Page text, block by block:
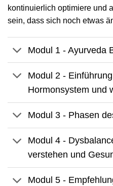
kontinuierlich optimiere und
sein, dass sich noch etwas
Modul 1 - Ayurveda
Modul 2 -
Hormonsystem und
Modul 3 - Phasen
Modul 4 -
verstehen und
Modul 5 -